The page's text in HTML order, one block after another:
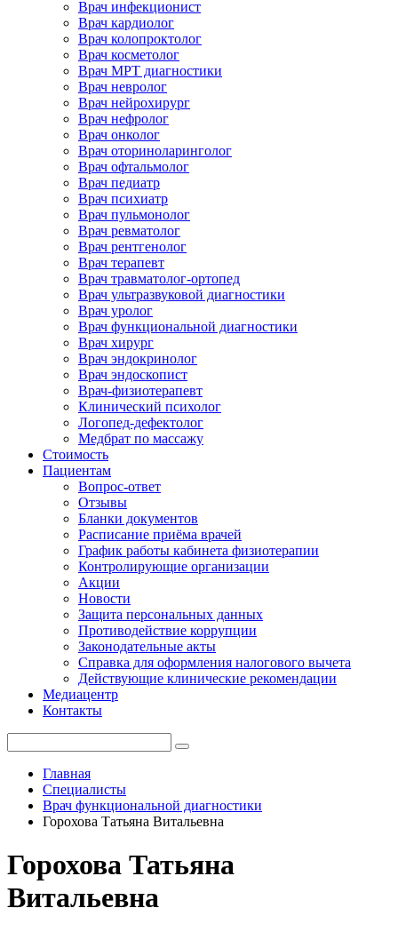
Врач инфекционист
Врач кардиолог
Врач колопроктолог
Врач косметолог
Врач МРТ диагностики
Врач невролог
Врач нейрохирург
Врач нефролог
Врач онколог
Врач оториноларинголог
Врач офтальмолог
Врач педиатр
Врач психиатр
Врач пульмонолог
Врач ревматолог
Врач рентгенолог
Врач терапевт
Врач травматолог-ортопед
Врач ультразвуковой диагностики
Врач уролог
Врач функциональной диагностики
Врач хирург
Врач эндокринолог
Врач эндоскопист
Врач-физиотерапевт
Клинический психолог
Логопед-дефектолог
Медбрат по массажу
Стоимость
Пациентам
Вопрос-ответ
Отзывы
Бланки документов
Расписание приёма врачей
График работы кабинета физиотерапии
Контролирующие организации
Акции
Новости
Защита персональных данных
Противодействие коррупции
Законодательные акты
Справка для оформления налогового вычета
Действующие клинические рекомендации
Медиацентр
Контакты
Главная
Специалисты
Врач функциональной диагностики
Горохова Татьяна Витальевна
Горохова Татьяна
Витальевна